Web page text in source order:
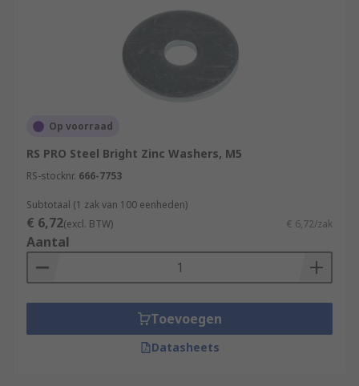
Op voorraad
RS PRO Steel Bright Zinc Washers, M5
RS-stocknr. 666-7753
Subtotaal (1 zak van 100 eenheden)
€ 6,72(excl. BTW) € 6,72/zak
Aantal
Toevoegen
Datasheets